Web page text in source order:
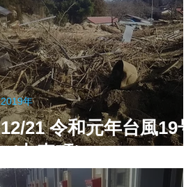
12/21 令和元年台風19号
（丸森町）
2019年